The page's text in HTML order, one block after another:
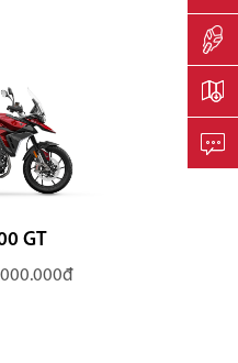
GT